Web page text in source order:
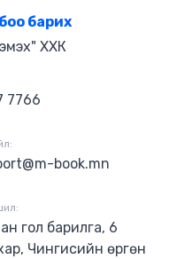
барих
ХХК
7766
book.mn
гол барилга, 6
Чингисийн өргөн